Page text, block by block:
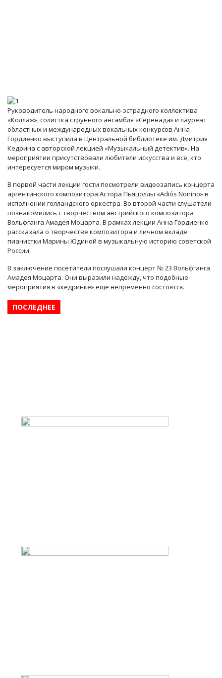
Руководитель народного вокально-эстрадного коллектива
«Коллаж», солистка струнного ансамбля «Серенада» и лауреат
областных и международных вокальных конкурсов Анна
Гордиенко выступила в Центральной библиотеке им. Дмитрия
Кедрина с авторской лекцией «Музыкальный детектив». На
мероприятии присутствовали любители искусства и все, кто
интересуется миром музыки.
В первой части лекции гости посмотрели видеозапись концерта
аргентинского композитора Астора Пьяцоллы «Adiós Nonino» в
исполнении голландского оркестра. Во второй части слушатели
познакомились с творчеством австрийского композитора
Вольфганга Амадея Моцарта. В рамках лекции Анна Гордиенко
рассказала о творчестве композитора и личном вкладе
пианистки Марины Юдиной в музыкальную историю советской
России.
В заключение посетители послушали концерт № 23 Вольфганга
Амадея Моцарта. Они выразили надежду, что подобные
мероприятия в «кедринке» еще непременно состоятся.